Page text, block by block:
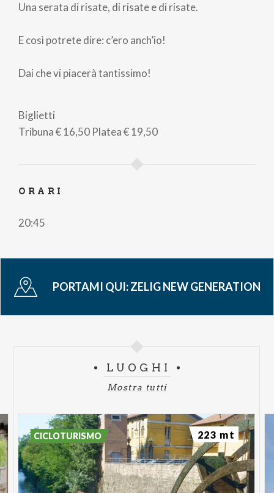
Una serata di risate, di risate e di risate.
E così potrete dire: c’ero anch’io!
Dai che vi piacerà tantissimo!
Biglietti
Tribuna€ 16,50 Platea€ 19,50
ORARI
20:45
PORTAMI QUI:ZELIG NEW GENERATION
LUOGHI
Mostra tutti
CICLOTURISMO 223 mt